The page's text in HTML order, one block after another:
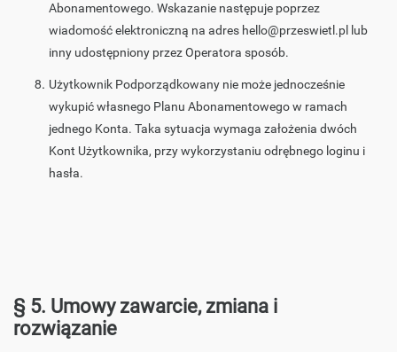
Abonamentowego. Wskazanie następuje poprzez
wiadomość elektroniczną na adres hello@przeswietl.pl lub
inny udostępniony przez Operatora sposób.
Użytkownik Podporządkowany nie może jednocześnie
wykupić własnego Planu Abonamentowego w ramach
jednego Konta. Taka sytuacja wymaga założenia dwóch
Kont Użytkownika, przy wykorzystaniu odrębnego loginu i
hasła.
§ 5. Umowy zawarcie, zmiana i
rozwiązanie